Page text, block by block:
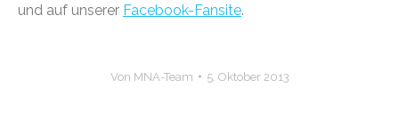
und auf unserer Facebook-Fansite.
Von MNA-Team 5. Oktober 2013